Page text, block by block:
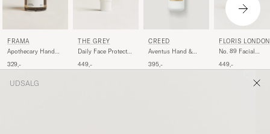
FRAMA
Apothecary Hand
329,-
THE GREY
Daily Face Protect
449,-
CREED
Aventus Hand &
395,-
FLORIS LONDON
No. 89 Facial
449,-
UDSALG